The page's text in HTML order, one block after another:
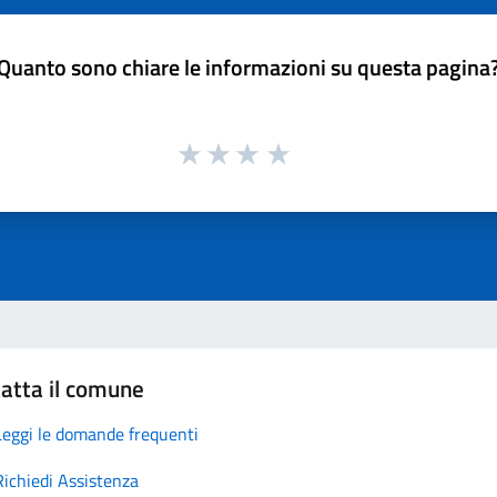
sono chiare le informazioni su questa
il comune
le domande frequenti
Assistenza